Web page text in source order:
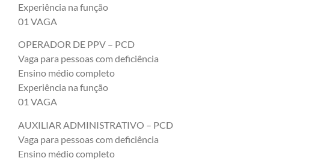
Experiência na função
01 VAGA
OPERADOR DE PPV – PCD
Vaga para pessoas com deficiência
Ensino médio completo
Experiência na função
01 VAGA
AUXILIAR ADMINISTRATIVO – PCD
Vaga para pessoas com deficiência
Ensino médio completo